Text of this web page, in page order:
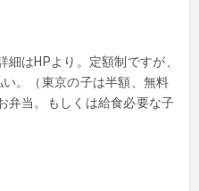
はHPより。定額制ですが、
。（東京の子は半額、無料
弁当。もしくは給食必要な子